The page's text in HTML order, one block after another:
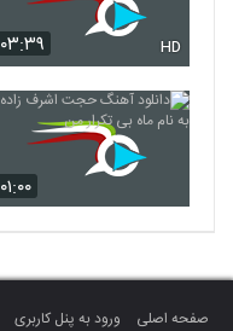
۰۳:۳۹ HD
۰۱:۰۰
صفحه اصلی ورود به پنل کاربری